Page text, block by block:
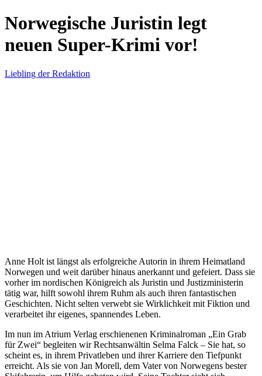
Norwegische Juristin legt
neuen Super-Krimi vor!
Liebling der Redaktion
Anne Holt ist längst als erfolgreiche Autorin in ihrem Heimatland
Norwegen und weit darüber hinaus anerkannt und gefeiert. Dass sie
vorher im nordischen Königreich als Juristin und Justizministerin
tätig war, hilft sowohl ihrem Ruhm als auch ihren fantastischen
Geschichten. Nicht selten verwebt sie Wirklichkeit mit Fiktion und
verarbeitet ihr eigenes, spannendes Leben.
Im nun im Atrium Verlag erschienenen Kriminalroman „Ein Grab
für Zwei“ begleiten wir Rechtsanwältin Selma Falck – Sie hat, so
scheint es, in ihrem Privatleben und ihrer Karriere den Tiefpunkt
erreicht. Als sie von Jan Morell, dem Vater von Norwegens bester